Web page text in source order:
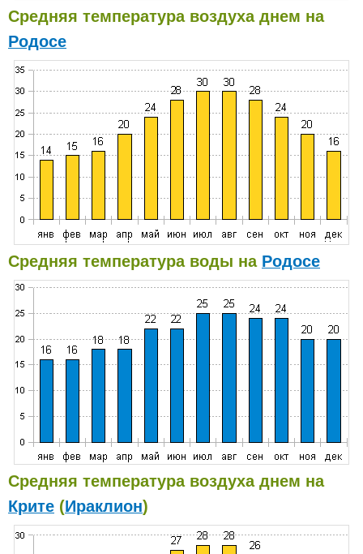
Средняя температура воздуха днем на
Родосе
Средняя температура воды на Родосе
Средняя температура воздуха днем на
Крите (Ираклион)